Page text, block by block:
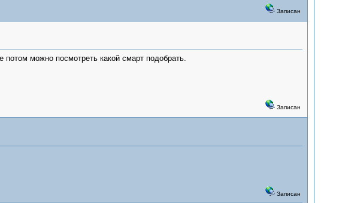
Записан
потом можно посмотреть какой смарт подобрать.
Записан
Записан